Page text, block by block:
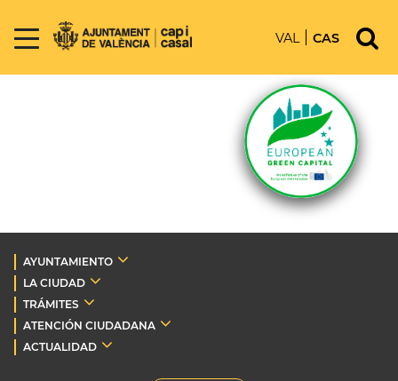
VAL CAS
AYUNTAMIENTO
LA CIUDAD
TRÁMITES
ATENCIÓN CIUDADANA
ACTUALIDAD